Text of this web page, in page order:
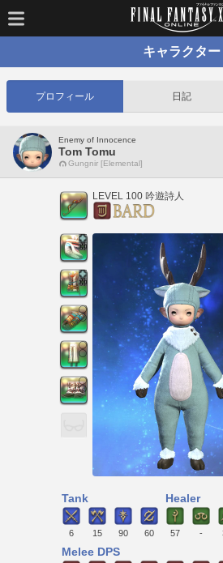
キャラクター
プロフィール 日記
Enemy of Innocence
Tom Tomu
Gungnir [Elemental]
LEVEL 100 吟遊詩人
Tank
6 15 90 60
Healer
57 -
Melee DPS